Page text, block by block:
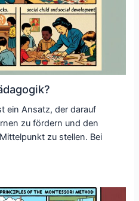
ein Ansatz, der darauf
zu fördern und den
zu stellen. Bei